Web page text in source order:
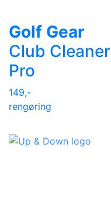
Golf Gear
Club Cleaner
Pro
149,-
rengøring